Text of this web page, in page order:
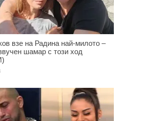
взе на Радина най-милото –
шамар с този ход